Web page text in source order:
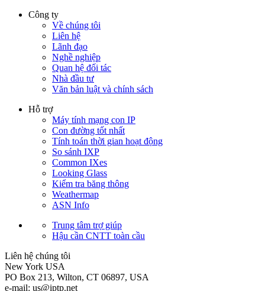
Công ty
Về chúng tôi
Liên hệ
Lãnh đạo
Nghề nghiệp
Quan hệ đối tác
Nhà đầu tư
Văn bản luật và chính sách
Hỗ trợ
Máy tính mạng con IP
Con đường tốt nhất
Tính toán thời gian hoạt động
So sánh IXP
Common IXes
Looking Glass
Kiểm tra băng thông
Weathermap
ASN Info
Trung tâm trợ giúp
Hậu cần CNTT toàn cầu
Liên hệ chúng tôi
New York USA
PO Box 213, Wilton, CT 06897, USA
e-mail: us
iptp.net